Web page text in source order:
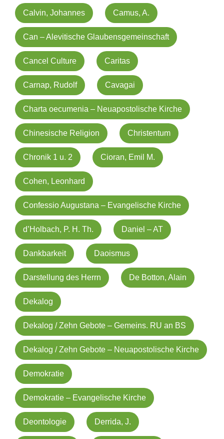
Calvin, Johannes Camus, A.
Can – Alevitische Glaubensgemeinschaft
Cancel Culture Caritas
Carnap, Rudolf Cavagai
Charta oecumenia – Neuapostolische Kirche
Chinesische Religion Christentum
Chronik 1 u. 2 Cioran, Emil M.
Cohen, Leonhard
Confessio Augustana – Evangelische Kirche
d’Holbach, P. H. Th. Daniel – AT
Dankbarkeit Daoismus
Darstellung des Herrn De Botton, Alain
Dekalog
Dekalog / Zehn Gebote – Gemeins. RU an BS
Dekalog / Zehn Gebote – Neuapostolische Kirche
Demokratie
Demokratie – Evangelische Kirche
Deontologie Derrida, J.